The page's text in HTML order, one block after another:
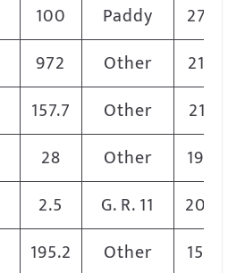
100 Paddy
2750
972 Other
2150
157.7 Other
2170
28 Other
1900
2.5 G. R. 11
195.2 Other
1500